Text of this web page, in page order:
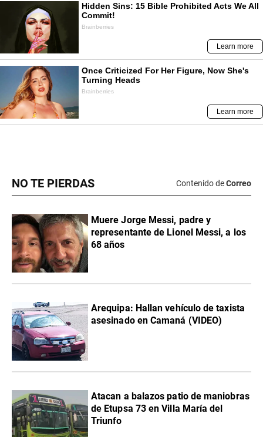
NO TE PIERDAS Contenido deCorreo
Muere Jorge Messi, padre y
representante de Lionel Messi, a los
68 años
Arequipa: Hallan vehículo de taxista
asesinado en Camaná (VIDEO)
Atacan a balazos patio de maniobras
de Etupsa 73 en Villa María del
Triunfo